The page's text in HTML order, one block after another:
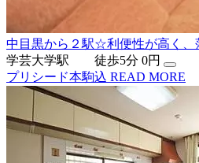
中目黒から２駅☆利便性が高く、
学芸大学駅 徒歩5分 0円
プリシード本駒込 READ MORE